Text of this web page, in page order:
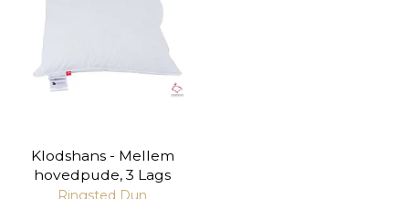
Klodshans - Mellem
hovedpude, 3 Lags
Ringsted Dun